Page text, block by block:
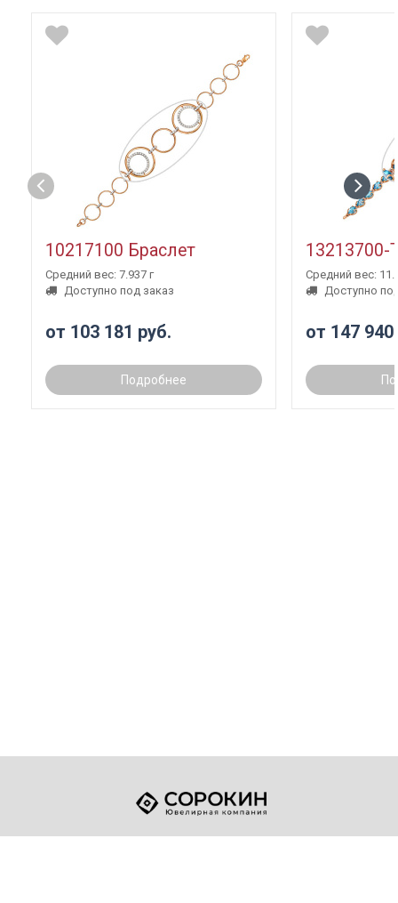
10217100 Браслет
Средний вес: 7.937 г
Доступно под заказ
от 103 181 руб.
Подробнее
13213700-
Средний вес:
Доступно
от 147 940